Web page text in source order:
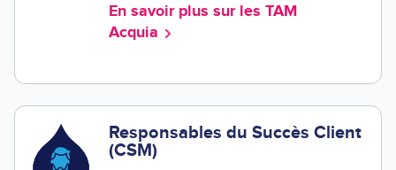
En savoir plus sur les TAM
Acquia
Responsables du Succès Client
(CSM)